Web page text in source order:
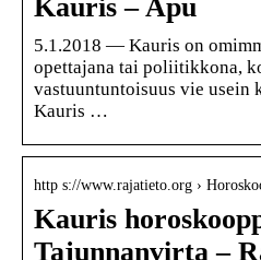
Kauris – Apu
5.1.2018 — Kauris on
opettajana tai poliitikkona,
vastuuntuntoisuus vie usein
Kauris …
http s://www.rajatieto.org ›
Kauris
Tajunnanvirta –